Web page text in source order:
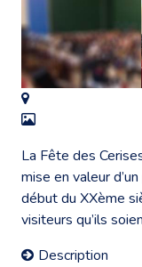
La Fête des
mise en valeur
début du XXème
visiteurs qu’ils
Description